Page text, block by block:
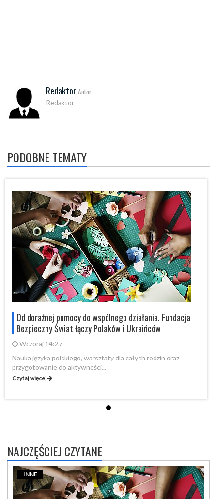
Redaktor Autor
Redaktor
PODOBNE TEMATY
Od doraźnej pomocy do wspólnego działania. Fundacja
Bezpieczny Świat łączy Polaków i Ukraińców
Wczoraj 14:27
Nauka języka polskiego, warsztaty dla całych rodzin oraz
przygotowanie do aktywności...
Czytaj więcej
NAJCZĘŚCIEJ CZYTANE
INNE